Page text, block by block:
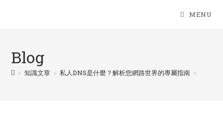
MENU
Blog
> 知識文章 > 私人DNS是什麼？解析您網路世界的專屬指南 >